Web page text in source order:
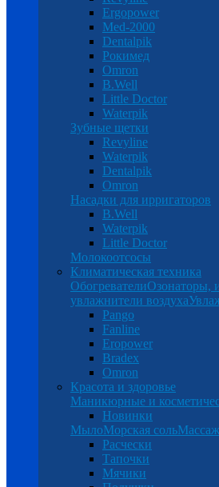
Ergopower
Med-2000
Dentalpik
Рокимед
Omron
B.Well
Little Doctor
Waterpik
Зубные щетки
Revyline
Waterpik
Dentalpik
Omron
Насадки для ирригаторов
B.Well
Waterpik
Little Doctor
Молокоотсосы
Климатическая техника
ОбогревателиОзонаторы,
увлажнители воздуха
Pango
Fanline
Eropower
Bradex
Omron
Красота и здоровье
Маникюрные и
Новинки
МылоМорская соль
Расчески
Тапочки
Мячики